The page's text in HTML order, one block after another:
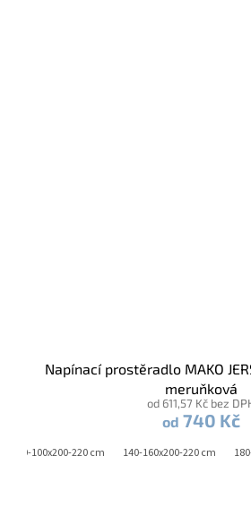
Napínací prostěradlo MAKO
meruňková
od 611,57 Kč bez
od 740 Kč
90-100x200-220 cm 140-160x200-220 cm